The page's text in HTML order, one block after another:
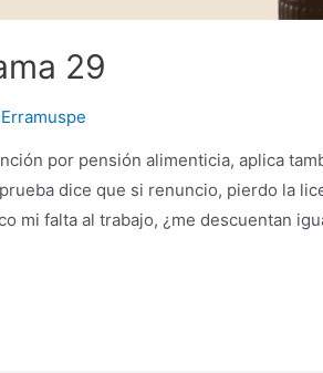
29
por pensión alimenticia, aplica
dice que si renuncio, pierdo la
mi falta al trabajo, ¿me descuentan